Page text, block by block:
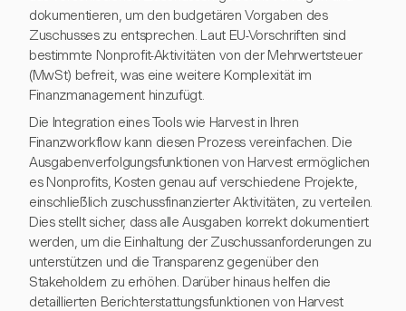
dokumentieren, um den budgetären Vorgaben des
Zuschusses zu entsprechen. Laut EU-Vorschriften sind
bestimmte Nonprofit-Aktivitäten von der Mehrwertsteuer
(MwSt) befreit, was eine weitere Komplexität im
Finanzmanagement hinzufügt.
Die Integration eines Tools wie Harvest in Ihren
Finanzworkflow kann diesen Prozess vereinfachen. Die
Ausgabenverfolgungsfunktionen von Harvest ermöglichen
es Nonprofits, Kosten genau auf verschiedene Projekte,
einschließlich zuschussfinanzierter Aktivitäten, zu verteilen.
Dies stellt sicher, dass alle Ausgaben korrekt dokumentiert
werden, um die Einhaltung der Zuschussanforderungen zu
unterstützen und die Transparenz gegenüber den
Stakeholdern zu erhöhen. Darüber hinaus helfen die
detaillierten Berichterstattungsfunktionen von Harvest